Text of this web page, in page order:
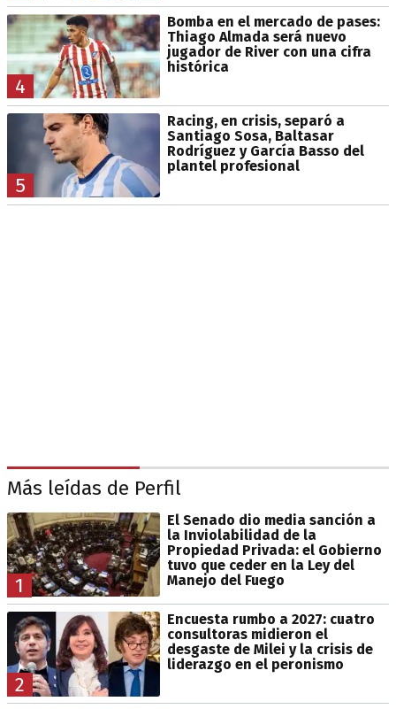
4
Bomba en el mercado de pases:
Thiago Almada será nuevo
jugador de River con una cifra
histórica
5
Racing, en crisis, separó a
Santiago Sosa, Baltasar
Rodríguez y García Basso del
plantel profesional
Más leídas de Perfil
1
El Senado dio media sanción a
la Inviolabilidad de la
Propiedad Privada: el Gobierno
tuvo que ceder en la Ley del
Manejo del Fuego
2
Encuesta rumbo a 2027: cuatro
consultoras midieron el
desgaste de Milei y la crisis de
liderazgo en el peronismo